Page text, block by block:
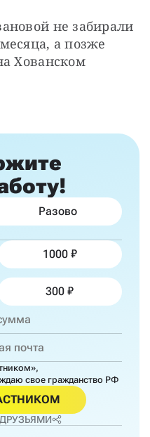
не забирали
а позже
Хованском
Разово
1000
300
свое гражданство РФ